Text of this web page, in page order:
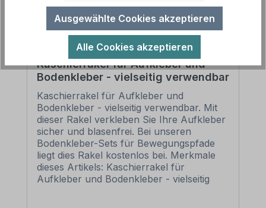
Kaschierrakel für Aufkleber und
Bodenkleber - vielseitig verwendbar
Kaschierrakel für Aufkleber und
Bodenkleber - vielseitig verwendbar. Mit
dieser Rakel verkleben Sie Ihre Aufkleber
sicher und blasenfrei. Bei unseren
Bodenkleber-Sets für Bewegungspfade
liegt dies Rakel kostenlos bei. Merkmale
dieses Artikels: Kaschierrakel für
Aufkleber und Bodenkleber - vielseitig
Ausgewählte Cookies akzeptieren
Alle Cookies akzeptieren